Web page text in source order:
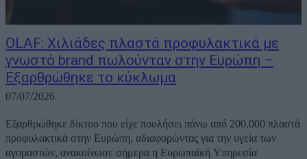
OLAF: Χιλιάδες πλαστά προφυλακτικά με
γνωστό brand πωλούνταν στην Ευρώπη –
Εξαρθρώθηκε το κύκλωμα
07/07/2026
Εξαρθρώθηκε δίκτυο που είχε πουλήσει πάνω από 200.000 πλαστά
προφυλακτικά στην Ευρώπη, αδιαφορώντας για την υγεία των
αγοραστών, ανακοίνωσε σήμερα η Ευρωπαϊκή Υπηρεσία